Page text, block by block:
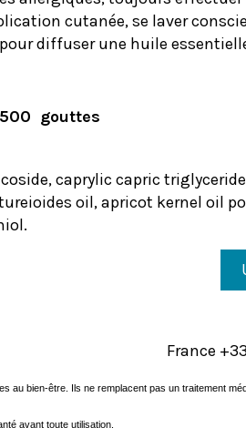
cutanée, se laver
diffuser une huile
500 gouttes
caprylic capric
oil, apricot kernel oil
France
au bien-être. Ils ne remplacent pas un
avant toute utilisation.